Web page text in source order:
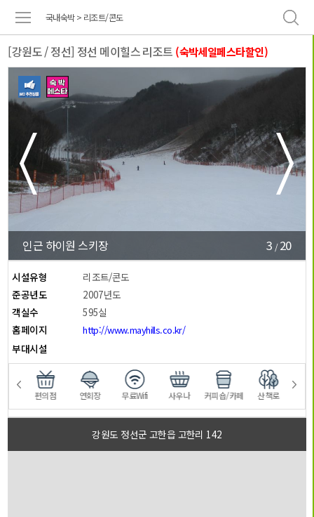
국내숙박 > 리조트/콘도
[강원도 / 정선] 정선 메이힐스 리조트 (숙박세일페스타할인)
인근 하이원 스키장 3 /20
시설유형
리조트/콘도
준공년도
2007년도
객실수
595실
홈페이지
http://www.mayhills.co.kr/
부대시설
편의점 연회장 무료Wifi 사우나 커피숍/카페 산책로
강원도 정선군 고한읍 고한리 142